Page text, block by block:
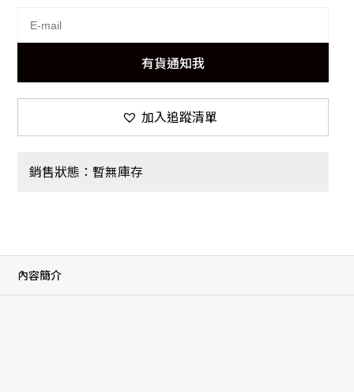
有貨通知我
加入追蹤清單
銷售狀態：暫無庫存
內容簡介